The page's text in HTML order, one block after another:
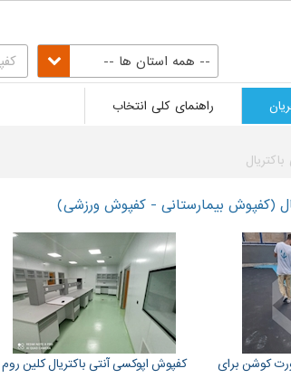
-- همه استان ها --
راهنمای کلی انتخاب
(کفپوش بیمارستانی - کفپوش ورزشی)
کوشن برای
کفپوش اپوکسی آنتی باکتریال کلین روم